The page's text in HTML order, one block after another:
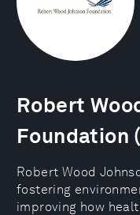
Robert
Foundation
Robert Wood
fostering
improving how